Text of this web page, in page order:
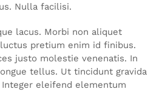
Nulla facilisi.
lacus. Morbi non aliquet
pretium enim id finibus.
justo molestie venenatis. In
tellus. Ut tincidunt gravida
eleifend elementum